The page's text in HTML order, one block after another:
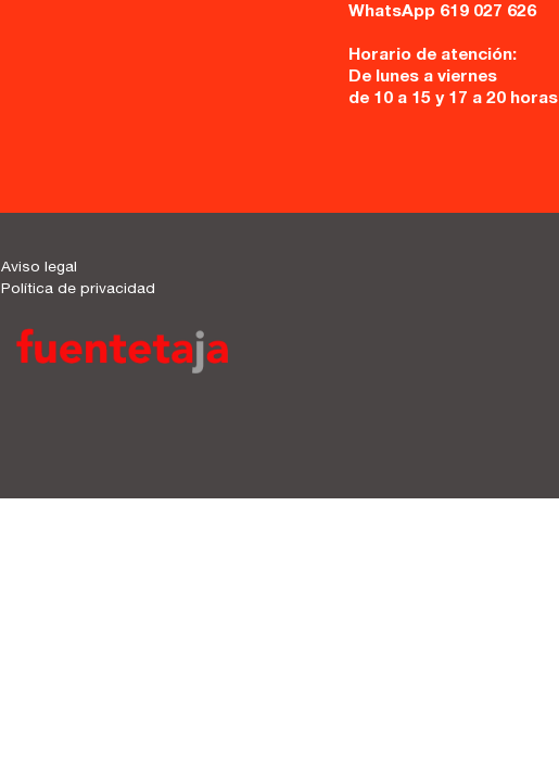
WhatsApp 619 027 626
Horario de atención:
De lunes a viernes
de 10 a 15 y 17 a 20 horas
Aviso legal
Política de privacidad